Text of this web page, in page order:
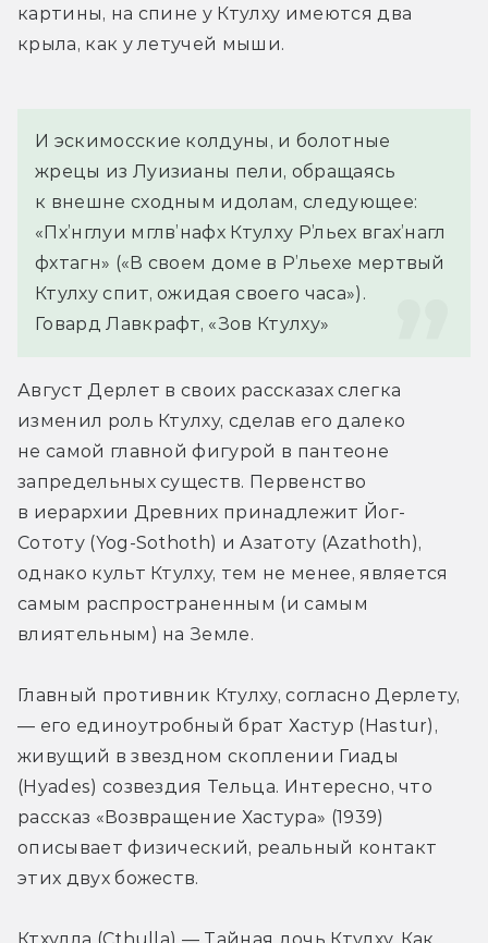
картины, на спине у Ктулху имеются два
крыла, как у летучей мыши.
И эскимосские колдуны, и болотные
жрецы из Луизианы пели, обращаясь
к внешне сходным идолам, следующее:
«Пх’нглуи мглв’нафх Ктулху Р’льех вгах’нагл
фхтагн» («В своем доме в Р’льехе мертвый
Ктулху спит, ожидая своего часа»).
Говард Лавкрафт, «Зов Ктулху»
Август Дерлет в своих рассказах слегка
изменил роль Ктулху, сделав его далеко
не самой главной фигурой в пантеоне
запредельных существ. Первенство
в иерархии Древних принадлежит Йог-
Сототу (Yog-Sothoth) и Азатоту (Azathoth),
однако культ Ктулху, тем не менее, является
самым распространенным (и самым
влиятельным) на Земле.
Главный противник Ктулху, согласно Дерлету,
— его единоутробный брат Хастур (Hastur),
живущий в звездном скоплении Гиады
(Hyades) созвездия Тельца. Интересно, что
рассказ «Возвращение Хастура» (1939)
описывает физический, реальный контакт
этих двух божеств.